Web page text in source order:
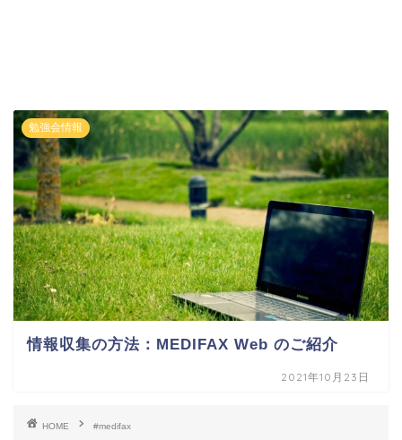
勉強会情報
情報収集の方法：MEDIFAX Web のご紹介
2021年10月23日
HOME #medifax